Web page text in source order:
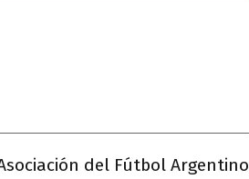
del Fútbol Argentino